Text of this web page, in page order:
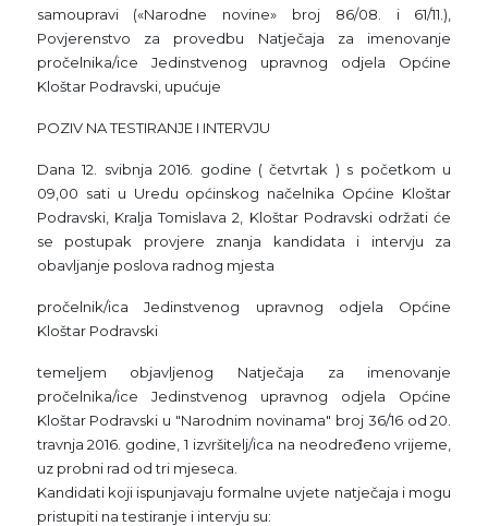
samoupravi («Narodne novine» broj 86/08. i 61/11.),
Povjerenstvo za provedbu Natječaja za imenovanje
pročelnika/ice Jedinstvenog upravnog odjela Općine
Kloštar Podravski, upućuje
POZIV NA TESTIRANJE I INTERVJU
Dana 12. svibnja 2016. godine ( četvrtak ) s početkom u
09,00 sati u Uredu općinskog načelnika Općine Kloštar
Podravski, Kralja Tomislava 2, Kloštar Podravski održati će
se postupak provjere znanja kandidata i intervju za
obavljanje poslova radnog mjesta
pročelnik/ica Jedinstvenog upravnog odjela Općine
Kloštar Podravski
temeljem objavljenog Natječaja za imenovanje
pročelnika/ice Jedinstvenog upravnog odjela Općine
Kloštar Podravski u "Narodnim novinama" broj 36/16 od 20.
travnja 2016. godine, 1 izvršitelj/ica na neodređeno vrijeme,
uz probni rad od tri mjeseca.
Kandidati koji ispunjavaju formalne uvjete natječaja i mogu
pristupiti na testiranje i intervju su: